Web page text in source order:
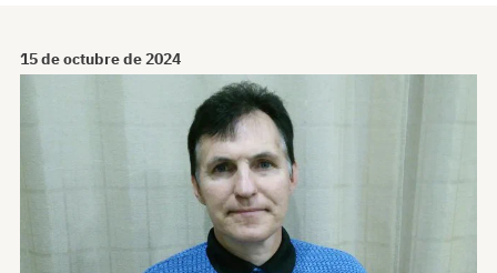
15 de octubre de 2024